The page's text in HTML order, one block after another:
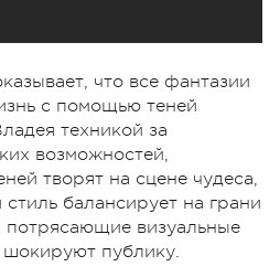
что все фантазии
с помощью теней
техникой за
возможностей,
творят на сцене чудеса,
балансирует на грани
потрясающие визуальные
публику.